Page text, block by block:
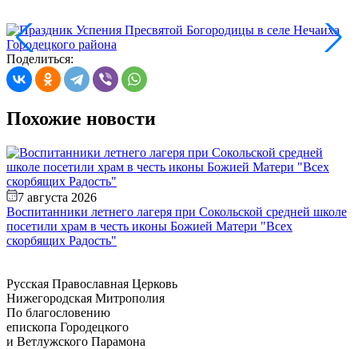
Поделиться:
Похожие новости
7 августа 2026
Воспитанники летнего лагеря при Сокольской средней школе
посетили храм в честь иконы Божией Матери "Всех
скорбящих Радость"
Русская Православная Церковь
Нижегородская Митрополия
По благословению
епископа Городецкого
и Ветлужского Парамона